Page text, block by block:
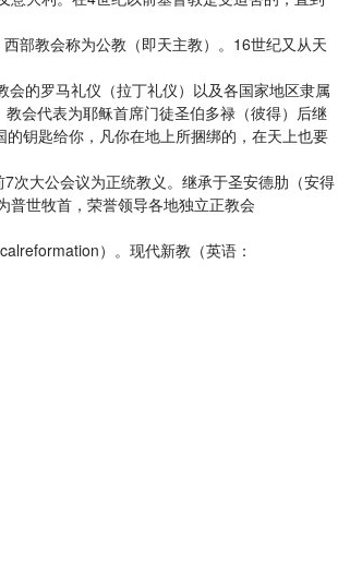
部教会称为公教（即天主教）。16世纪又从天
的罗马礼仪（拉丁礼仪）以及各国家地区隶属
会代表为耶稣首席门徒圣伯多禄（彼得）后继
钥匙给你，凡你在地上所捆绑的，在天上也要
大公会议为正统教义。继承于圣安德肋（安得
普世牧首，荣誉领导各地独立正教会
）。现代新教（英语：